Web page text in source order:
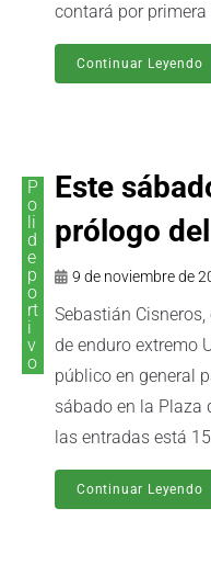
contará por primera
Continuar Leyendo
P
o
li
d
e
p
o
rt
i
v
o
Este
prólogo
9 de noviembre de
Sebastián
de enduro extremo
público en general
sábado en la Plaza
las entradas está
Continuar Leyendo